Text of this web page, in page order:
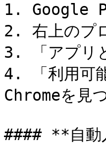
1. Google
2. 右上のプ
3. 「アプリ
4. 「利用可
Chromeを見
#### **自動